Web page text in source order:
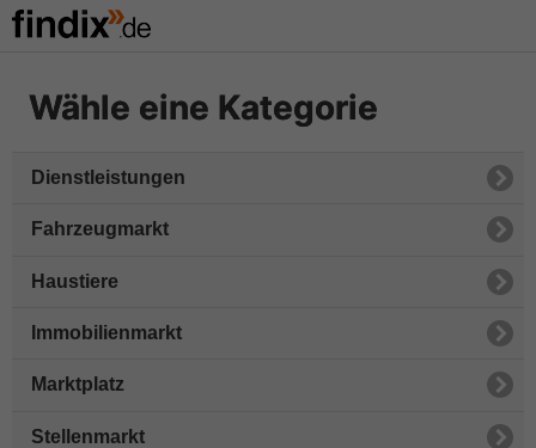
Wähle eine Kategorie
Dienstleistungen
Fahrzeugmarkt
Haustiere
Immobilienmarkt
Marktplatz
Stellenmarkt